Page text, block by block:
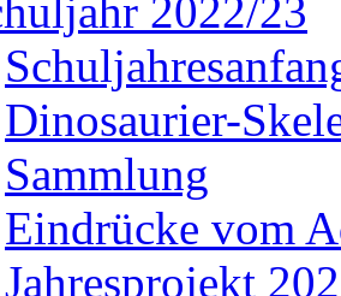
2022/23
Dinosaurier-
Sammlung
Eindrücke vom
Jahresprojekt